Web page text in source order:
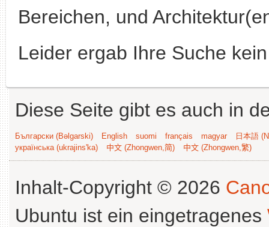
Bereichen, und
Leider ergab Ihre Suche
Diese Seite gibt es auch in
Български (Bəlgarski) English suomi français magyar
日本語
українська (ukrajins'ka)
中文 (Zhongwen,简) 中文 (Zhongwen,繁)
Inhalt-Copyright © 2026
Ubuntu ist ein eingetragenes